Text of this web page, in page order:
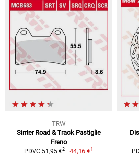
TRW
Sinter Road & Track Pastiglie
Freno
PDVC 51,95 €2 44,16 €1